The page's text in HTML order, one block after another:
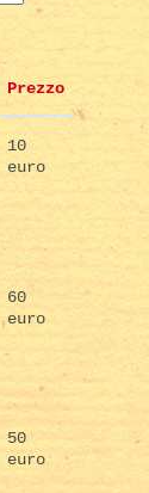
Prezzo
10
euro
60
euro
50
euro